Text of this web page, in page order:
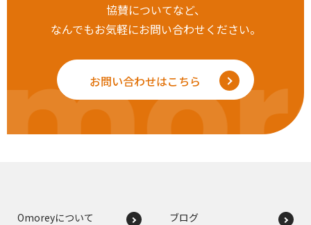
協賛についてなど、
なんでもお気軽にお問い合わせください。
お問い合わせはこちら
Omoreyについて ブログ